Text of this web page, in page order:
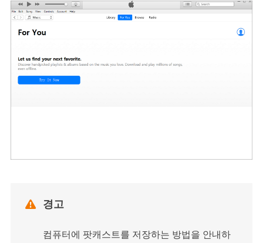
 경고
컴퓨터에 팟캐스트를 저장하는 방법을 안내하